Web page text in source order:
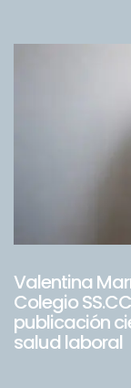
Valentina
Colegio
publicación
salud laboral